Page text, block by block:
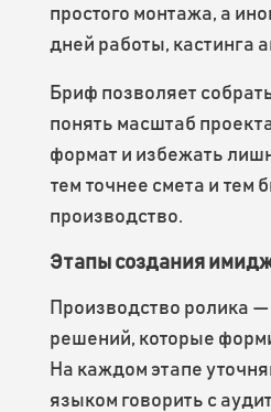
простого монтажа, а
дней работы, кастинга
Бриф позволяет
понять масштаб
формат и избежать
тем точнее смета и тем
производство.
Этапы создания
Производство ролика
решений, которые
На каждом этапе
языком говорить с